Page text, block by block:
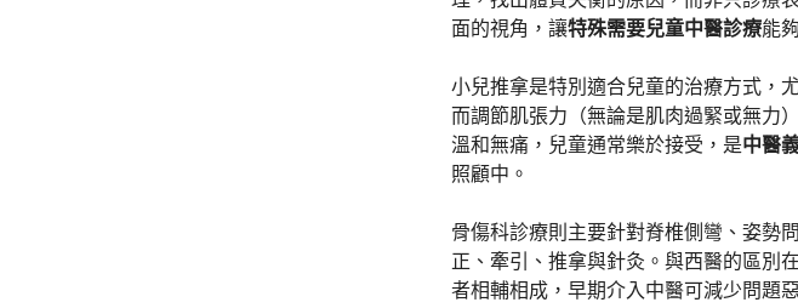
面的視角，讓特殊需要兒童中醫診療能
小兒推拿是特別適合兒童的治療方式，
而調節肌張力（無論是肌肉過緊或無力
溫和無痛，兒童通常樂於接受，是中醫
照顧中。
骨傷科診療則主要針對脊椎側彎、姿勢
正、牽引、推拿與針灸。與西醫的區別
者相輔相成，早期介入中醫可減少問題